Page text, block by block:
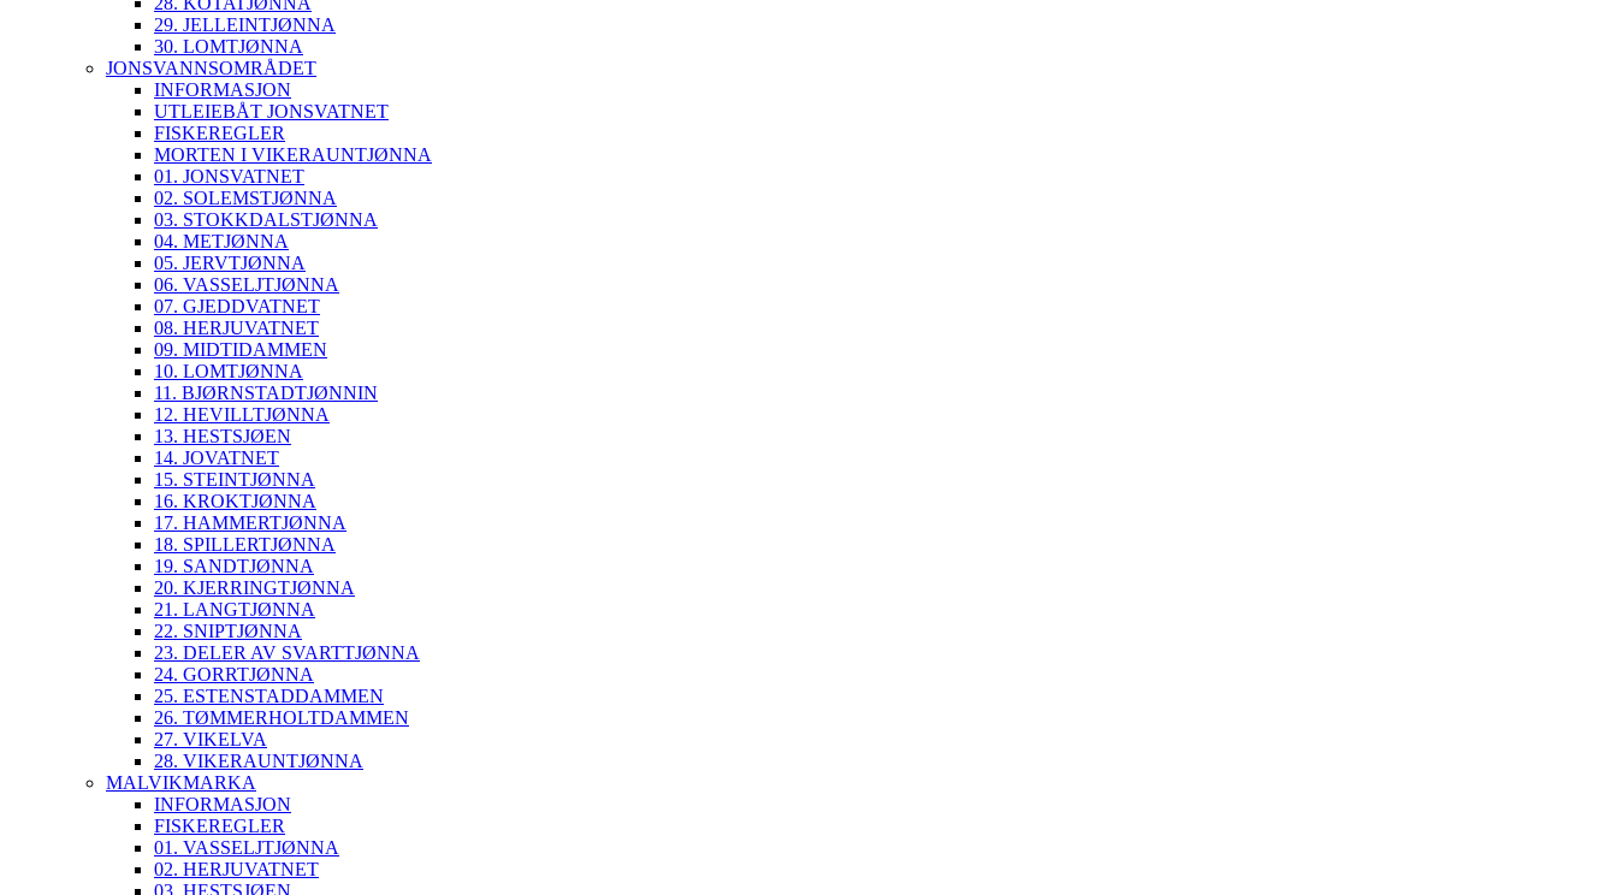
29. JELLEINTJØNNA
30. LOMTJØNNA
JONSVANNSOMRÅDET
INFORMASJON
UTLEIEBÅT JONSVATNET
FISKEREGLER
MORTEN I VIKERAUNTJØNNA
01. JONSVATNET
02. SOLEMSTJØNNA
03. STOKKDALSTJØNNA
04. METJØNNA
05. JERVTJØNNA
06. VASSELJTJØNNA
07. GJEDDVATNET
08. HERJUVATNET
09. MIDTIDAMMEN
10. LOMTJØNNA
11. BJØRNSTADTJØNNIN
12. HEVILLTJØNNA
13. HESTSJØEN
14. JOVATNET
15. STEINTJØNNA
16. KROKTJØNNA
17. HAMMERTJØNNA
18. SPILLERTJØNNA
19. SANDTJØNNA
20. KJERRINGTJØNNA
21. LANGTJØNNA
22. SNIPTJØNNA
23. DELER AV SVARTTJØNNA
24. GORRTJØNNA
25. ESTENSTADDAMMEN
26. TØMMERHOLTDAMMEN
27. VIKELVA
28. VIKERAUNTJØNNA
MALVIKMARKA
INFORMASJON
FISKEREGLER
01. VASSELJTJØNNA
02. HERJUVATNET
03. HESTSJØEN